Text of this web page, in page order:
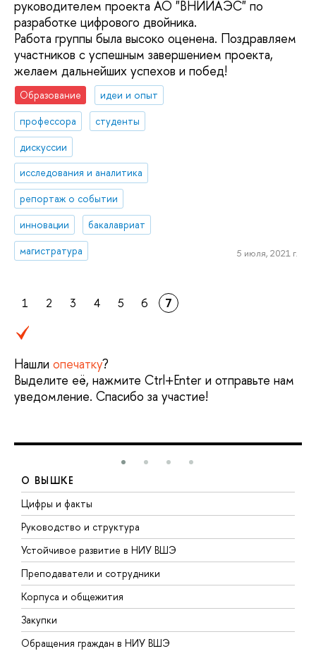
руководителем проекта АО "ВНИИАЭС" по
разработке цифрового двойника.
Работа группы была высоко оценена. Поздравляем
участников с успешным завершением проекта,
желаем дальнейших успехов и побед!
Образование
идеи и опыт
профессора
студенты
дискуссии
исследования и аналитика
репортаж о событии
инновации
бакалавриат
магистратура
5 июля, 2021 г.
1 2 3 4 5 6 7
Нашли опечатку?
Выделите её, нажмите Ctrl+Enter и отправьте нам
уведомление. Спасибо за участие!
О ВЫШКЕ
Цифры и факты
Руководство и структура
Устойчивое развитие в НИУ ВШЭ
Преподаватели и сотрудники
Корпуса и общежития
Закупки
Обращения граждан в НИУ ВШЭ